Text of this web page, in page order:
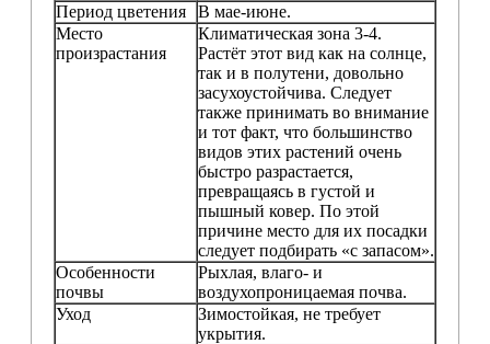
Период цветения
В мае-июне.
Место
произрастания
Климатическая зона 3-4.
Растёт этот вид как на солнце,
так и в полутени, довольно
засухоустойчива. Следует
также принимать во внимание
и тот факт, что большинство
видов этих растений очень
быстро разрастается,
превращаясь в густой и
пышный ковер. По этой
причине место для их посадки
следует подбирать «с запасом».
Особенности
почвы
Рыхлая, влаго- и
воздухопроницаемая почва.
Уход
Зимостойкая, не требует
укрытия.